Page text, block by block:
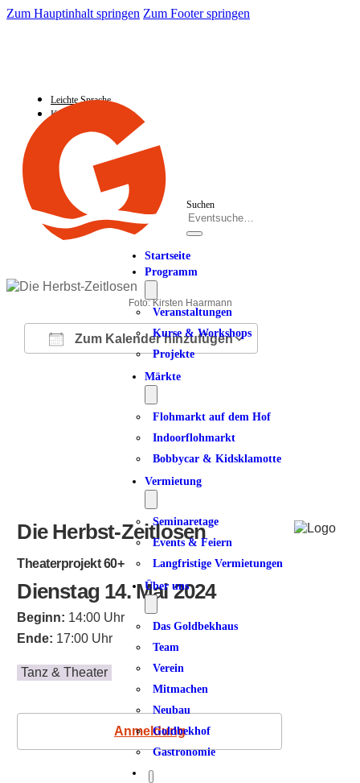
Zum Hauptinhalt springen Zum Footer springen
Leichte Sprache
Kontakt
Suchen
Startseite
Programm
Veranstaltungen
Kurse & Workshops
Projekte
Märkte
Flohmarkt auf dem Hof
Indoorflohmarkt
Bobbycar & Kidsklamotte
Vermietung
Seminaretage
Events & Feiern
Langfristige Vermietungen
Über uns
Das Goldbekhaus
Team
Verein
Mitmachen
Neubau
Goldbekhof
Gastronomie
Foto: Kirsten Haarmann
Zum Kalender hinzufügen
ICS herunterladen
Google Kalender
iCalendarOffice 365
Die Herbst-Zeitlosen
Theaterprojekt 60+
Dienstag 14. Mai 2024
Beginn: 14:00 Uhr
Ende: 17:00 Uhr
Tanz & Theater
Anmeldung